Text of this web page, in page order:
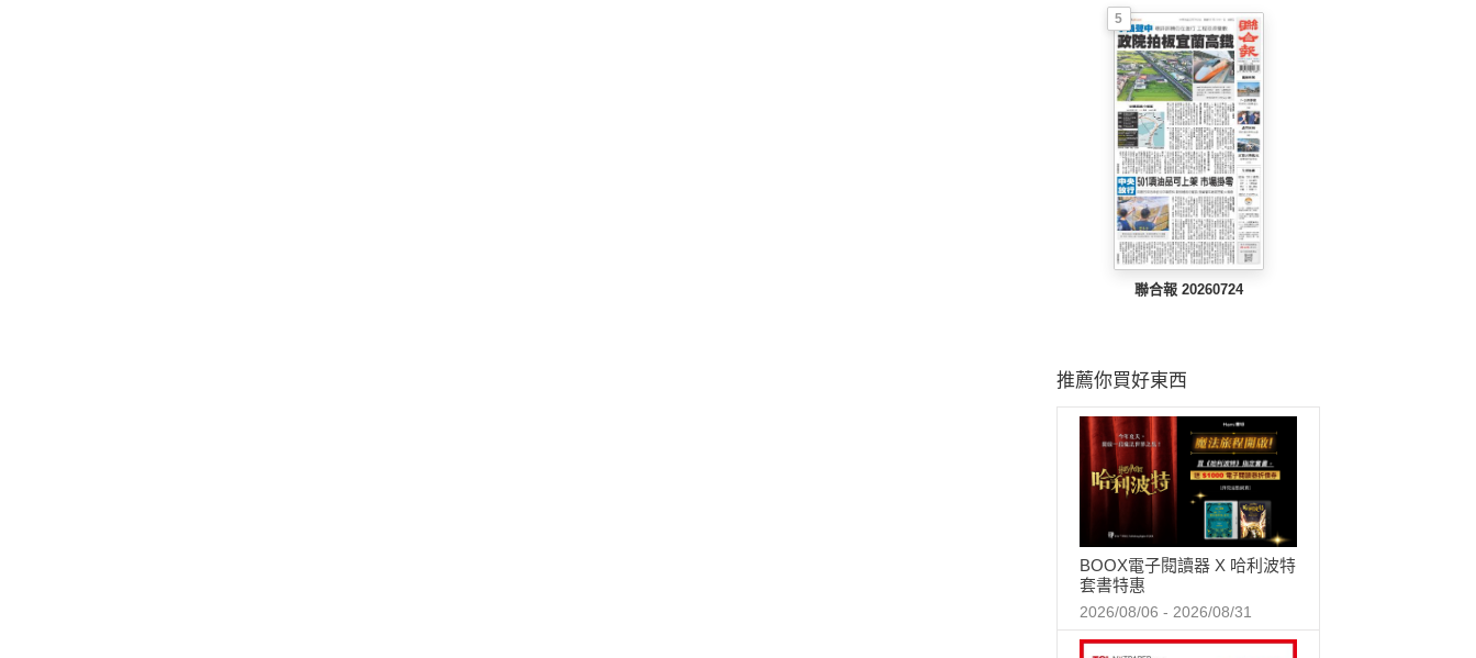
5
聯合報 20260724
推薦你買好東西
BOOX電子閱讀器 X 哈利波特
套書特惠
2026/08/06 - 2026/08/31